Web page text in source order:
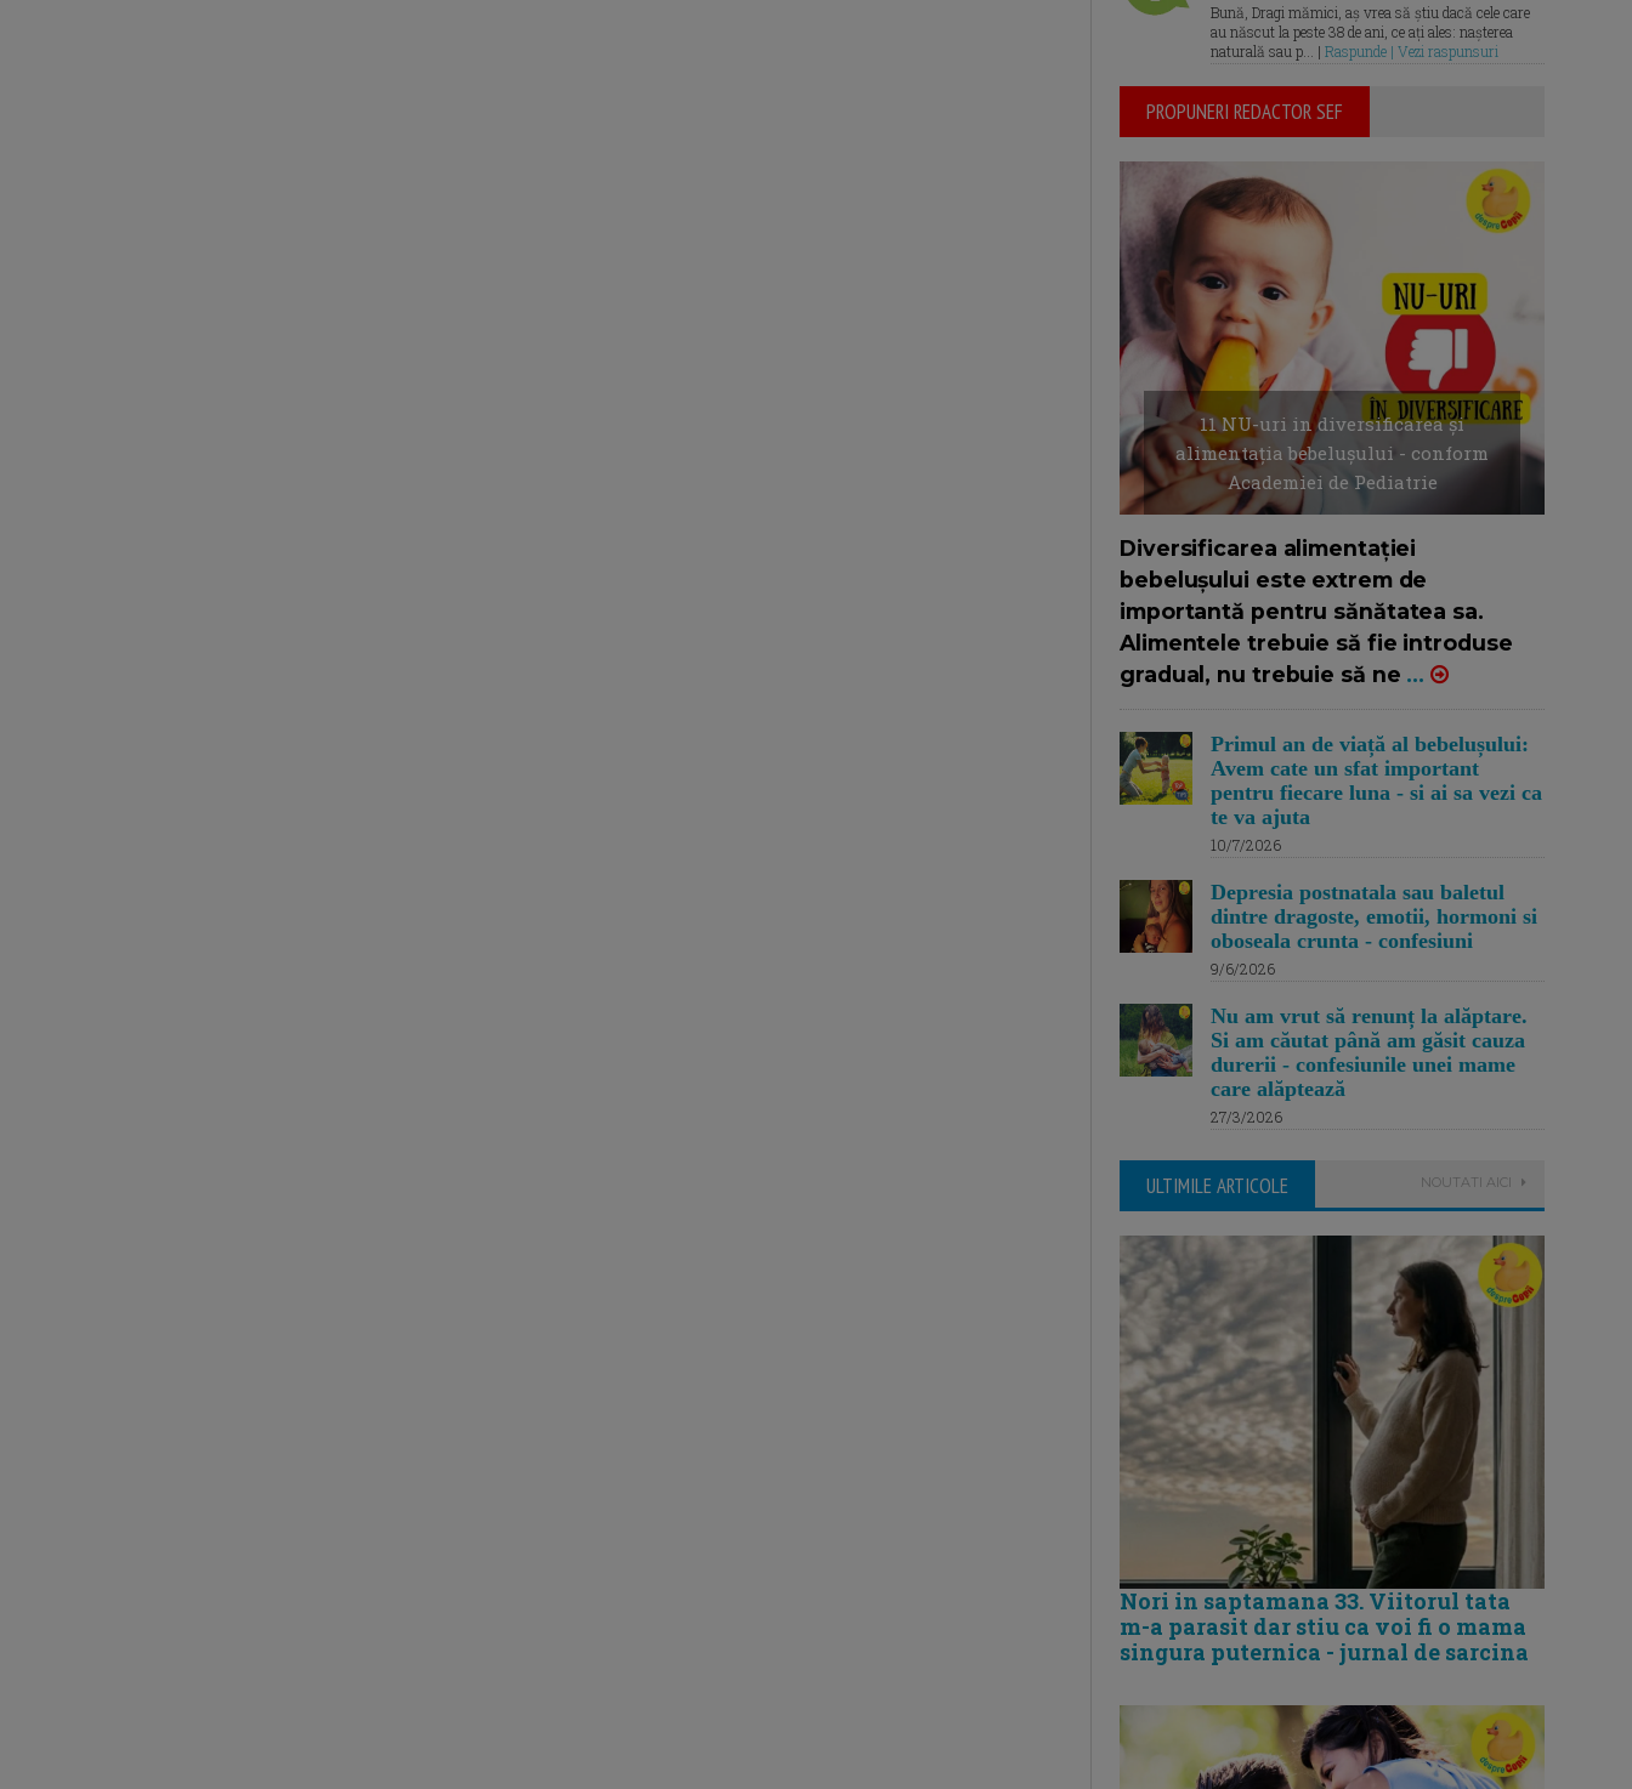
Bună, Dragi mămici, aș vrea să știu dacă cele care
au născut la peste 38 de ani, ce ați ales: nașterea
naturală sau p... | Raspunde | Vezi raspunsuri
PROPUNERI REDACTOR SEF
11 NU-uri in diversificarea și
alimentația bebelușului - conform
Academiei de Pediatrie
Diversificarea alimentației
bebelușului este extrem de
importantă pentru sănătatea sa.
Alimentele trebuie să fie introduse
gradual, nu trebuie să ne ...
Primul an de viață al bebelușului:
Avem cate un sfat important
pentru fiecare luna - si ai sa vezi ca
te va ajuta
10/7/2026
Depresia postnatala sau baletul
dintre dragoste, emotii, hormoni si
oboseala crunta - confesiuni
9/6/2026
Nu am vrut să renunț la alăptare.
Si am căutat până am găsit cauza
durerii - confesiunile unei mame
care alăptează
27/3/2026
ULTIMILE ARTICOLE NOUTATI AICI
Nori in saptamana 33. Viitorul tata
m-a parasit dar stiu ca voi fi o mama
singura puternica - jurnal de sarcina